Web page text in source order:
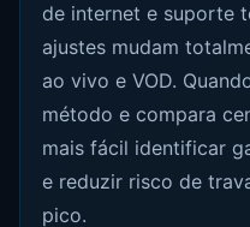
de internet e suporte
ajustes mudam
ao vivo e VOD.
método e compara
mais fácil identificar
e reduzir risco de
pico.